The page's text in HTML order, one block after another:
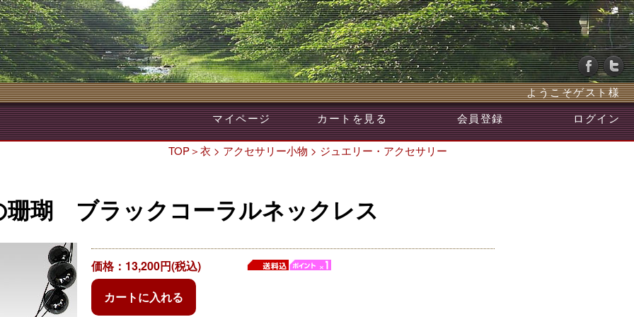
ようこそゲスト様
マイページ
カートを見る 会員登録 ログイン
TOP＞衣 > アクセサリー小物 > ジュエリー・アクセサリー
珊瑚 ブラックコーラルネックレス
価格：13,200円(税込)
カートに入れる